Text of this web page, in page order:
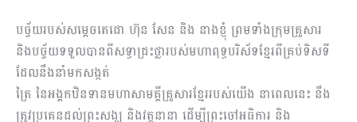
បច្ច័យរបស់សម្តេចតេជោ ហ៊ុន សែន និង នាងខ្ញុំ ព្រមទាំងក្រុមគ្រួសារ
និងបច្ច័យទទួលបានពីសទ្ធាជ្រះថ្លារបស់មហាពុទ្ធបរិស័ទខ្មែរពីគ្រប់ទិសទី
ដែលនឹងនាំមកសង្កត់
ត្រៃ នៃអង្គកឋិនទានមហាសាមគ្គីគ្រួសារខ្មែររបស់យើង នាពេលនេះ នឹង
ត្រូវប្រគេនដល់ព្រះសង្ឃ និងវត្តនានា ដើម្បីព្រះចៅអធិការ និង